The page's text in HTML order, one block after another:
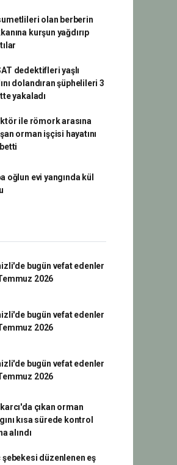
olan berberin
kurşun yağdırıp
dedektifleri yaşlı
dolandıran şüphelileri 3
yakaladı
ile römork arasına
orman işçisi hayatını
oğlun evi yangında kül
bugün vefat edenler
2026
bugün vefat edenler
2026
bugün vefat edenler
2026
çıkan orman
kısa sürede kontrol
alındı
şebekesi düzenlenen eş